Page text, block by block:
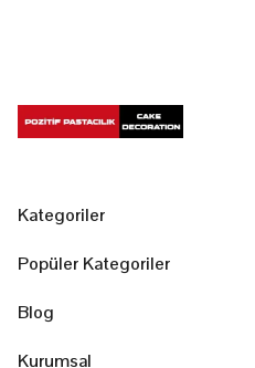
Kategoriler
Popüler Kategoriler
Blog
Kurumsal